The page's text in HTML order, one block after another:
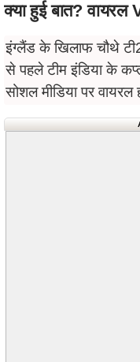
क्या हुई बात?
इंग्लैंड के खिलाफ चौथे
से पहले टीम इंडिया के
सोशल मीडिया पर वायरल